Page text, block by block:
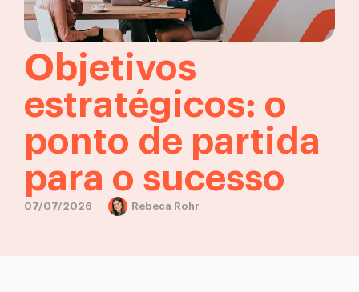
Objetivos
estratégicos: o
ponto de partida
para o sucesso
07/07/2026 Rebeca Rohr